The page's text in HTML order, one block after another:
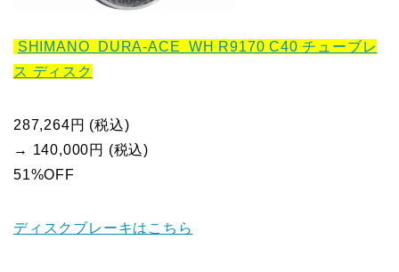
SHIMANO DURA-ACE WH R9170 C40 チューブレ
ス ディスク
287,264円 (税込)
→ 140,000円 (税込)
51%OFF
ディスクブレーキはこちら